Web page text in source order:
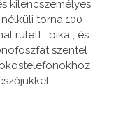
kilencszemélyes
torna 100-
rulett , bika , és
szentel